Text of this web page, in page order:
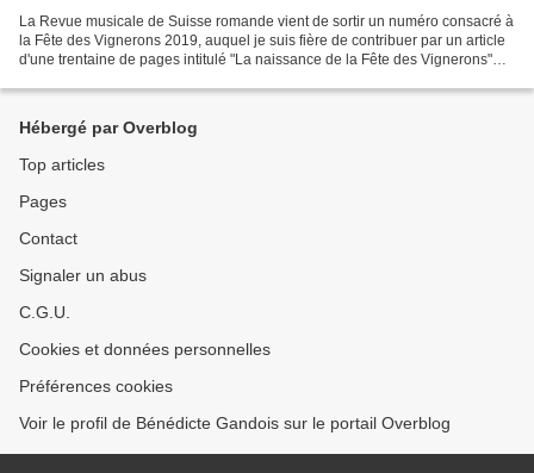
La Revue musicale de Suisse romande vient de sortir un numéro consacré à
la Fête des Vignerons 2019, auquel je suis fière de contribuer par un article
d'une trentaine de pages intitulé "La naissance de la Fête des Vignerons"
Hébergé par Overblog
Top articles
Pages
Contact
Signaler un abus
C.G.U.
Cookies et données personnelles
Préférences cookies
Voir le profil de Bénédicte Gandois sur le portail Overblog